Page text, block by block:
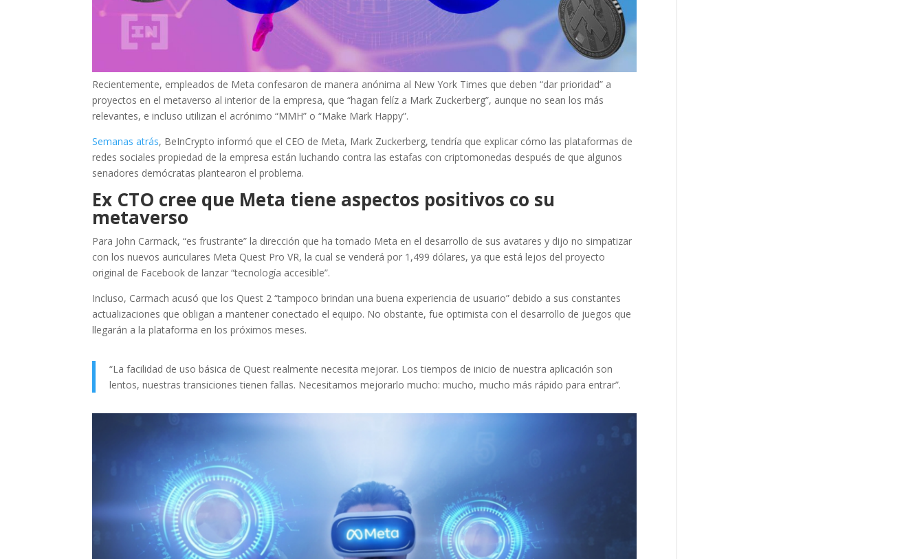
Recientemente, empleados de Meta confesaron de manera anónima al New York Times que deben “dar prioridad” a
proyectos en el metaverso al interior de la empresa, que “hagan felíz a Mark Zuckerberg”, aunque no sean los más
relevantes, e incluso utilizan el acrónimo “MMH” o “Make Mark Happy”.
Semanas atrás, BeInCrypto informó que el CEO de Meta, Mark Zuckerberg, tendría que explicar cómo las plataformas de
redes sociales propiedad de la empresa están luchando contra las estafas con criptomonedas después de que algunos
senadores demócratas plantearon el problema.
Ex CTO cree que Meta tiene aspectos positivos co su
metaverso
Para John Carmack, “es frustrante” la dirección que ha tomado Meta en el desarrollo de sus avatares y dijo no simpatizar
con los nuevos auriculares Meta Quest Pro VR, la cual se venderá por 1,499 dólares, ya que está lejos del proyecto
original de Facebook de lanzar “tecnología accesible”.
Incluso, Carmach acusó que los Quest 2 “tampoco brindan una buena experiencia de usuario” debido a sus constantes
actualizaciones que obligan a mantener conectado el equipo. No obstante, fue optimista con el desarrollo de juegos que
llegarán a la plataforma en los próximos meses.
“La facilidad de uso básica de Quest realmente necesita mejorar. Los tiempos de inicio de nuestra aplicación son
lentos, nuestras transiciones tienen fallas. Necesitamos mejorarlo mucho: mucho, mucho más rápido para entrar”.